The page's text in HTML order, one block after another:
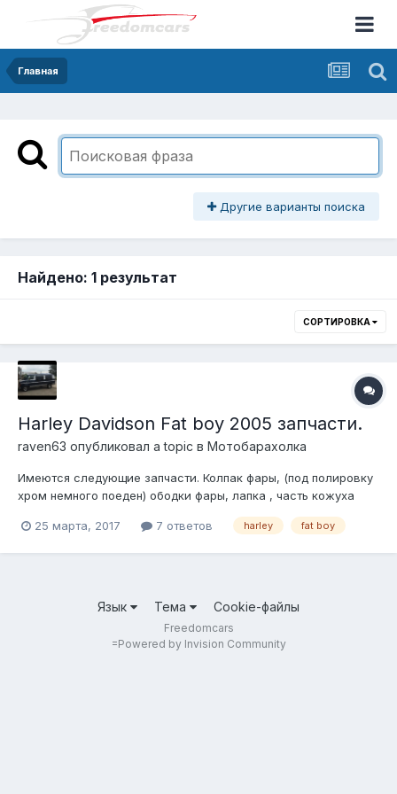
Главная
Другие варианты поиска
Найдено: 1 результат
СОРТИРОВКА
Harley Davidson Fat boy 2005 запчасти.
raven63 опубликовал a topic в Мотобарахолка
Имеются следующие запчасти. Колпак фары, (под полировку
хром немного поеден) ободки фары, лапка , часть кожуха
Спинка заднего сиденья. Цены предлагайте. 890333о2777
25 марта, 2017 7 ответов harley fat boy
Язык Тема Cookie-файлы
Freedomcars
=Powered by Invision Community